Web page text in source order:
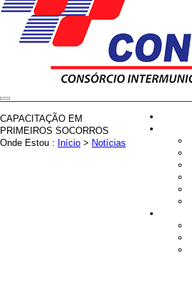
CAPACITAÇÃO EM
PRIMEIROS SOCORROS
Onde Estou : Início > Notícias